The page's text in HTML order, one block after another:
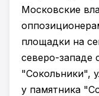
Московские
площадки на
северо-западе
"Сокольники",
у памятника